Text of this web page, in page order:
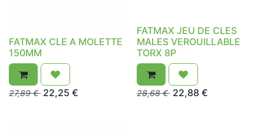
FATMAX CLE A MOLETTE
150MM
27,89€ 22,25 €
FATMAX JEU DE CLES
MALES VEROUILLABLE
TORX 8P
28,68€ 22,88 €